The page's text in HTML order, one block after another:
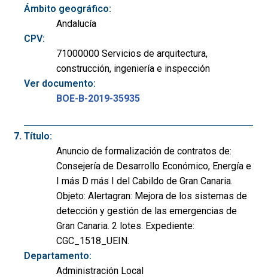
Ámbito geográfico:
Andalucía
CPV:
71000000 Servicios de arquitectura,
construcción, ingeniería e inspección
Ver documento:
BOE-B-2019-35935
Título:
Anuncio de formalización de contratos de:
Consejería de Desarrollo Económico, Energía e
I más D más I del Cabildo de Gran Canaria.
Objeto: Alertagran: Mejora de los sistemas de
detección y gestión de las emergencias de
Gran Canaria. 2 lotes. Expediente:
CGC_1518_UEIN.
Departamento:
Administración Local